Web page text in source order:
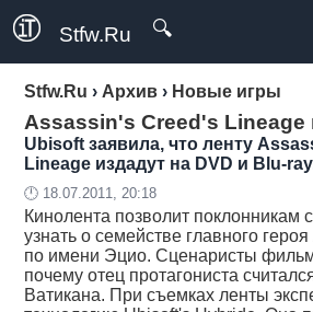
Stfw.Ru 🔍
Stfw.Ru › Архив › Новые игры
Assassin's Creed's Lineage
Ubisoft заявила, что ленту
Lineage издадут на DVD и Blu-
🕛 18.07.2011, 20:18
Кинолента позволит поклонникам
узнать о семействе главного
по имени Эцио. Сценаристы
почему отец протагониста
Ватикана. При съемках ленты